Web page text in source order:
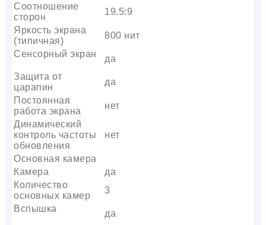
Соотношение
сторон
19.5:9
Яркость экрана
(типичная)
800 нит
Сенсорный экран
да
Защита от
царапин
да
Постоянная
работа экрана
нет
Динамический
контроль частоты
обновления
нет
Основная камера
Камера
да
Количество
основных камер
3
Вспышка
да